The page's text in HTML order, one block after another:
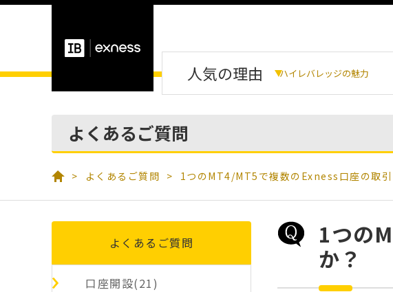
人気の理由 ハイレバレッジの魅力
よくあるご質問
よくあるご質問 1つのMT4/MT5で複数のExness口座の取引
1つの
か？
よくあるご質問
口座開設(21)